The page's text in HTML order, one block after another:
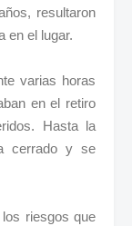
resultaron
en el lugar.
varias horas
en el retiro
Hasta la
cerrado y se
riesgos que